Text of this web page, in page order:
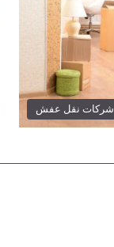
شركات نقل عفش